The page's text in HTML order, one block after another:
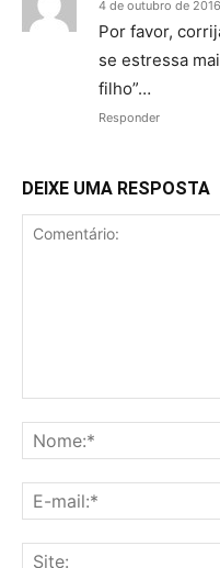
4 de outubro de
Por favor,
se estressa
filho”…
Responder
DEIXE UMA RESPOSTA